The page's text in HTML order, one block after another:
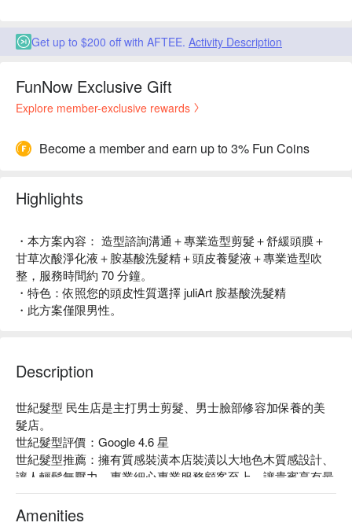
Get up to $200 off with AFTEE. Activity Description
FunNow Exclusive Gift
Explore member-exclusive rewards
Become a member and earn up to 3% Fun Coins
Highlights
・本方案內容： 造型諮詢溝通＋專業造型剪髮＋舒緩頭膜＋
甘草次酸淨化液＋胺基酸洗髮精＋頭皮養髮液＋專業造型吹
整，服務時間約 70 分鐘。
・特色：依照您的頭皮性質選擇 juliArt 胺基酸洗髮精
・此方案僅限男性。
Description
世紀髮型 民生店是主打男士剪髮、男士臉部修容加保養的美
髮店。
世紀髮型評價：Google 4.6 星
世紀髮型推薦：擁有質感裝潢本店裝潢以大地色木質感設計、
讓人輕鬆無壓力。專業細心專業服務顧客至上，讓貴賓享有最
好的服務品質。
世紀髮型服務：主打男士美髮造型、修容的專門私人會館，
Amenities